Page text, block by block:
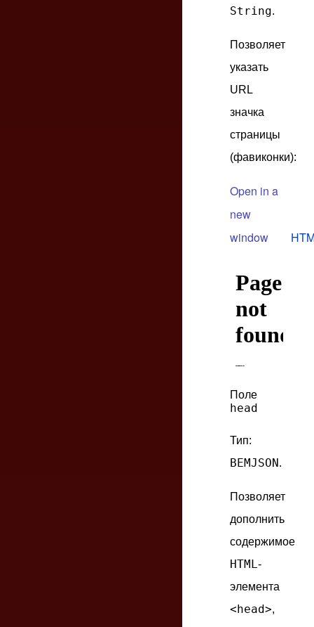
String.
Позволяет
указать
URL
значка
страницы
(фавиконки):
Open in a
new
window
Поле
head
Тип:
BEMJSON.
Позволяет
дополнить
содержимое
HTML-
элемента
<head>,